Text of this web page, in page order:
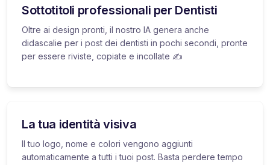
Sottotitoli professionali per Dentisti
Oltre ai design pronti, il nostro IA genera anche
didascalie per i post dei dentisti in pochi secondi, pronte
per essere riviste, copiate e incollate ✍️
La tua identità visiva
Il tuo logo, nome e colori vengono aggiunti
automaticamente a tutti i tuoi post. Basta perdere tempo